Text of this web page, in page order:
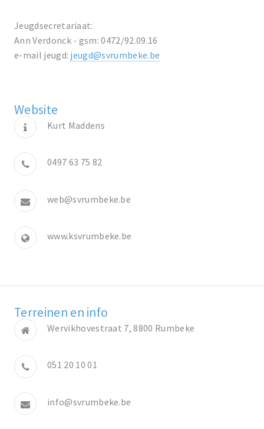
Jeugdsecretariaat:
Ann Verdonck - gsm: 0472/92.09.16
e-mail jeugd: jeugd@svrumbeke.be
Website
Kurt Maddens
0497 63 75 82
web@svrumbeke.be
www.ksvrumbeke.be
Terreinen en info
Wervikhovestraat 7, 8800 Rumbeke
051 20 10 01
info@svrumbeke.be